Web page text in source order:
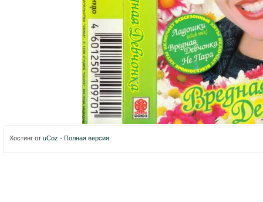
Хостинг от uCoz - Полная версия